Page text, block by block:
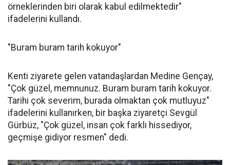
örneklerinden biri olarak kabul edilmektedir"
ifadelerini kullandı.
"Buram buram tarih kokuyor"
Kenti ziyarete gelen vatandaşlardan Medine Gençay,
"Çok güzel, memnunuz. Buram buram tarih kokuyor.
Tarihi çok severim, burada olmaktan çok mutluyuz"
ifadelerini kullanırken, bir başka ziyaretçi Sevgül
Gürbüz, "Çok güzel, insan çok farklı hissediyor,
geçmişe gidiyor resmen" dedi.